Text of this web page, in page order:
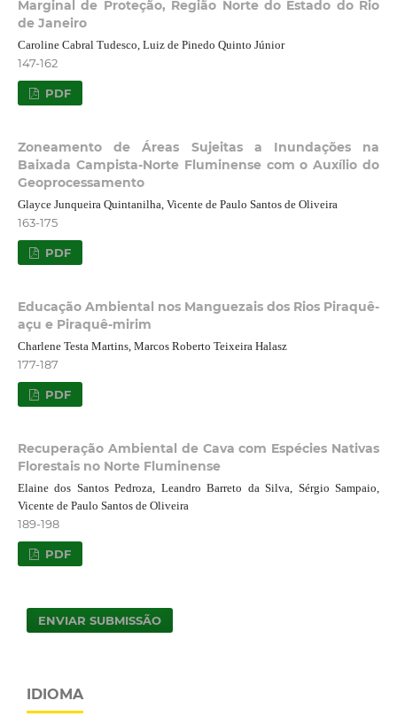
Marginal de Proteção, Região Norte do Estado do Rio
de Janeiro
Caroline Cabral Tudesco, Luiz de Pinedo Quinto Júnior
147-162
PDF
Zoneamento de Áreas Sujeitas a Inundações na
Baixada Campista-Norte Fluminense com o Auxílio do
Geoprocessamento
Glayce Junqueira Quintanilha, Vicente de Paulo Santos de Oliveira
163-175
PDF
Educação Ambiental nos Manguezais dos Rios Piraquê-
açu e Piraquê-mirim
Charlene Testa Martins, Marcos Roberto Teixeira Halasz
177-187
PDF
Recuperação Ambiental de Cava com Espécies Nativas
Florestais no Norte Fluminense
Elaine dos Santos Pedroza, Leandro Barreto da Silva, Sérgio Sampaio,
Vicente de Paulo Santos de Oliveira
189-198
PDF
ENVIAR SUBMISSÃO
IDIOMA